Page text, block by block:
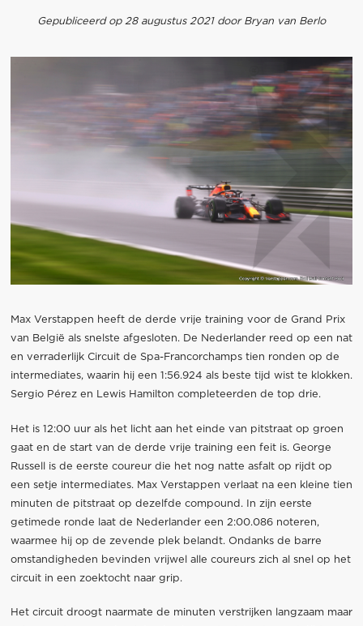
Gepubliceerd op 28 augustus 2021 door Bryan van Berlo
Max Verstappen heeft de derde vrije training voor de Grand Prix
van België als snelste afgesloten. De Nederlander reed op een nat
en verraderlijk Circuit de Spa-Francorchamps tien ronden op de
intermediates, waarin hij een 1:56.924 als beste tijd wist te klokken.
Sergio Pérez en Lewis Hamilton completeerden de top drie.
Het is 12:00 uur als het licht aan het einde van pitstraat op groen
gaat en de start van de derde vrije training een feit is. George
Russell is de eerste coureur die het nog natte asfalt op rijdt op
een setje intermediates. Max Verstappen verlaat na een kleine tien
minuten de pitstraat op dezelfde compound. In zijn eerste
getimede ronde laat de Nederlander een 2:00.086 noteren,
waarmee hij op de zevende plek belandt. Ondanks de barre
omstandigheden bevinden vrijwel alle coureurs zich al snel op het
circuit in een zoektocht naar grip.
Het circuit droogt naarmate de minuten verstrijken langzaam maar